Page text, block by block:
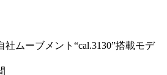
ムーブメント“cal.3130”搭載モデ